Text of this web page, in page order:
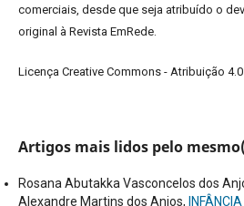
comerciais, desde que seja atribuído o
original à Revista EmRede.
Licença Creative Commons - Atribuição 4.0
Artigos mais lidos pelo
Rosana Abutakka Vasconcelos dos
Alexandre Martins dos Anjos,